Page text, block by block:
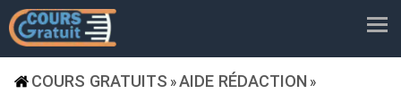
COURS GRATUITS »AIDE RÉDACTION »